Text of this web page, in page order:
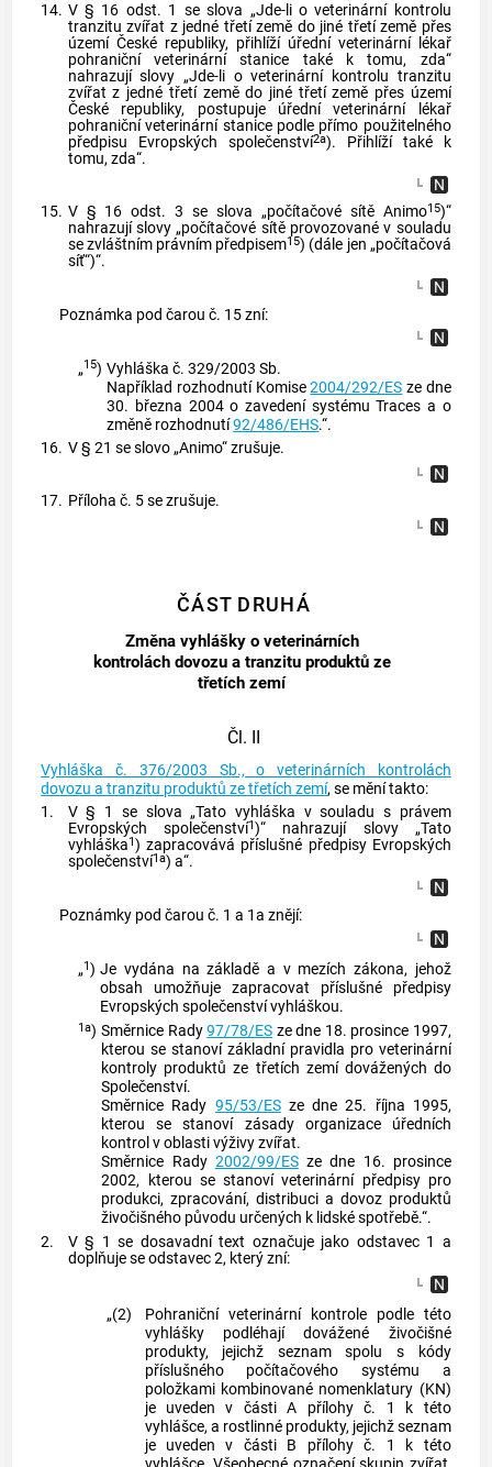
14. V § 16 odst. 1 se slova „Jde-li o veterinární kontrolu
tranzitu zvířat z jedné třetí země do jiné třetí země přes
území České republiky, přihlíží úřední veterinární lékař
pohraniční veterinární stanice také k tomu, zda“
nahrazují slovy „Jde-li o veterinární kontrolu tranzitu
zvířat z jedné třetí země do jiné třetí země přes území
České republiky, postupuje úřední veterinární lékař
pohraniční veterinární stanice podle přímo použitelného
předpisu Evropských společenství2a). Přihlíží také k
tomu, zda“.
15. V § 16 odst. 3 se slova „počítačové sítě Animo15)“
nahrazují slovy „počítačové sítě provozované v souladu
se zvláštním právním předpisem15) (dále jen „počítačová
síť“)“.
Poznámka pod čarou č. 15 zní:
„15) Vyhláška č. 329/2003 Sb.
Například rozhodnutí Komise2004/292/ES ze dne
30. března 2004 o zavedení systému Traces a o
změně rozhodnutí92/486/EHS.“.
16. V § 21 se slovo „Animo“ zrušuje.
17. Příloha č. 5 se zrušuje.
ČÁST DRUHÁ
Změna vyhlášky o veterinárních
kontrolách dovozu a tranzitu produktů ze
třetích zemí
Čl. II
Vyhláška č. 376/2003 Sb., o veterinárních kontrolách
dovozu a tranzitu produktů ze třetích zemí, se mění takto:
1.
V § 1 se slova „Tato vyhláška v souladu s právem
Evropských společenství1)“ nahrazují slovy „Tato
vyhláška1) zapracovává příslušné předpisy Evropských
společenství1a) a“.
Poznámky pod čarou č. 1 a 1a znějí:
„1) Je vydána na základě a v mezích zákona, jehož
obsah umožňuje zapracovat příslušné předpisy
Evropských společenství vyhláškou.
1a) Směrnice Rady97/78/ES ze dne 18. prosince 1997,
kterou se stanoví základní pravidla pro veterinární
kontroly produktů ze třetích zemí dovážených do
Společenství.
Směrnice Rady 95/53/ESze dne 25. října 1995,
kterou se stanoví zásady organizace úředních
kontrol v oblasti výživy zvířat.
Směrnice Rady 2002/99/ESze dne 16. prosince
2002, kterou se stanoví veterinární předpisy pro
produkci, zpracování, distribuci a dovoz produktů
živočišného původu určených k lidské spotřebě.“.
2.
V § 1 se dosavadní text označuje jako odstavec 1 a
doplňuje se odstavec 2, který zní:
„(2)
Pohraniční veterinární kontrole podle této
vyhlášky podléhají dovážené živočišné
produkty, jejichž seznam spolu s kódy
příslušného počítačového systému a
položkami kombinované nomenklatury (KN)
je uveden v části A přílohy č. 1 k této
vyhlášce, a rostlinné produkty, jejichž seznam
je uveden v části B přílohy č. 1 k této